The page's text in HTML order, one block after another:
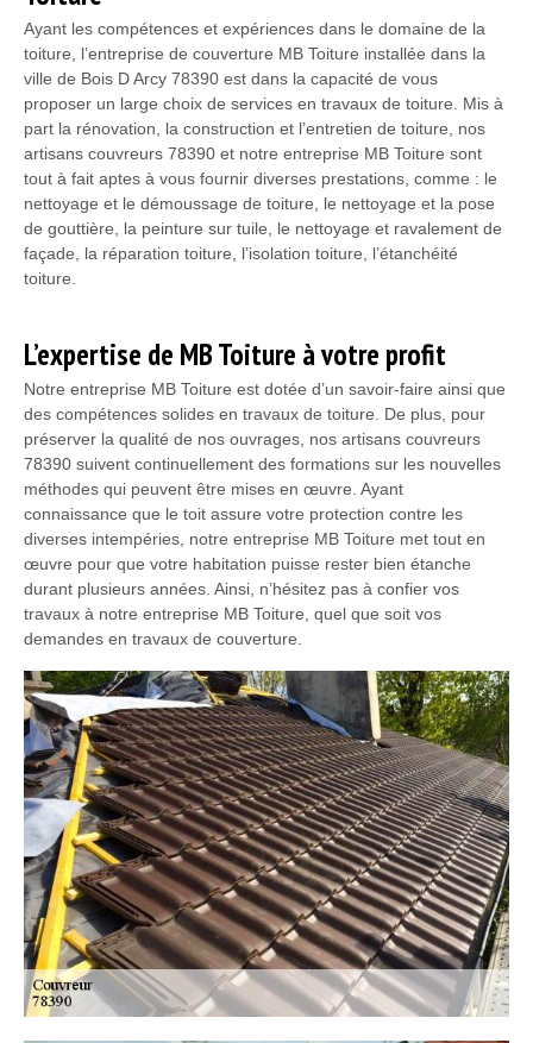
Ayant les compétences et expériences dans le domaine de la
toiture, l’entreprise de couverture MB Toiture installée dans la
ville de Bois D Arcy 78390 est dans la capacité de vous
proposer un large choix de services en travaux de toiture. Mis à
part la rénovation, la construction et l’entretien de toiture, nos
artisans couvreurs 78390 et notre entreprise MB Toiture sont
tout à fait aptes à vous fournir diverses prestations, comme : le
nettoyage et le démoussage de toiture, le nettoyage et la pose
de gouttière, la peinture sur tuile, le nettoyage et ravalement de
façade, la réparation toiture, l’isolation toiture, l’étanchéité
toiture.
L’expertise de MB Toiture à votre profit
Notre entreprise MB Toiture est dotée d’un savoir-faire ainsi que
des compétences solides en travaux de toiture. De plus, pour
préserver la qualité de nos ouvrages, nos artisans couvreurs
78390 suivent continuellement des formations sur les nouvelles
méthodes qui peuvent être mises en œuvre. Ayant
connaissance que le toit assure votre protection contre les
diverses intempéries, notre entreprise MB Toiture met tout en
œuvre pour que votre habitation puisse rester bien étanche
durant plusieurs années. Ainsi, n’hésitez pas à confier vos
travaux à notre entreprise MB Toiture, quel que soit vos
demandes en travaux de couverture.